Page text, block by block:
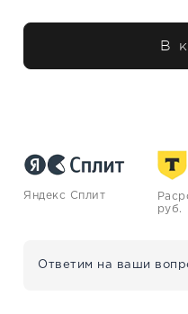
В
Яндекс Сплит
руб.
Ответим на ваши